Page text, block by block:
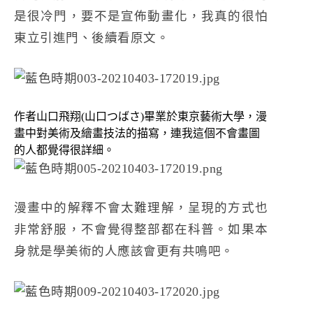
是很冷門，要不是宣佈動畫化，我真的很怕
東立引進門、後續看原文。
作者山口飛翔(山口つばさ)畢業於東京藝術大學，漫
畫中對美術及繪畫技法的描寫，連我這個不會畫圖
的人都覺得很詳細。
漫畫中的解釋不會太難理解，呈現的方式也
非常舒服，不會覺得整部都在科普。如果本
身就是學美術的人應該會更有共鳴吧。